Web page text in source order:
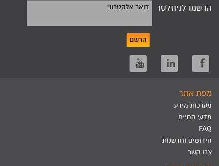
הרשמו לניוזלטר דואר אלקטרוני
הרשם
מפת אתר
מערכות מידע
מדעי החיים
FAQ
חידושים וחדשנות
צרו קשר